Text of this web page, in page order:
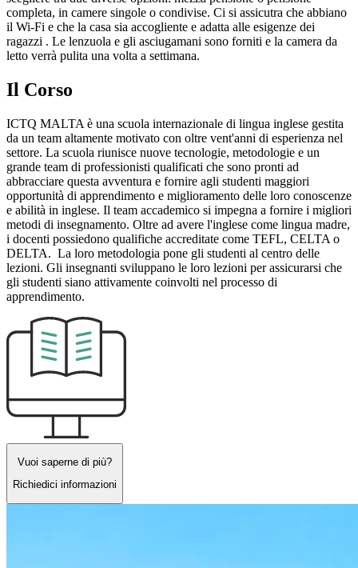
completa, in camere singole o condivise. Ci si assicutra che abbiano
il Wi-Fi e che la casa sia accogliente e adatta alle esigenze dei
ragazzi . Le lenzuola e gli asciugamani sono forniti e la camera da
letto verrà pulita una volta a settimana.
Il Corso
ICTQ MALTA è una scuola internazionale di lingua inglese gestita
da un team altamente motivato con oltre vent'anni di esperienza nel
settore. La scuola riunisce nuove tecnologie, metodologie e un
grande team di professionisti qualificati che sono pronti ad
abbracciare questa avventura e fornire agli studenti maggiori
opportunità di apprendimento e miglioramento delle loro conoscenze
e abilità in inglese. Il team accademico si impegna a fornire i migliori
metodi di insegnamento. Oltre ad avere l'inglese come lingua madre,
i docenti possiedono qualifiche accreditate come TEFL, CELTA o
DELTA. La loro metodologia pone gli studenti al centro delle
lezioni. Gli insegnanti sviluppano le loro lezioni per assicurarsi che
gli studenti siano attivamente coinvolti nel processo di
apprendimento.
Vuoi saperne di più?
Richiedici informazioni